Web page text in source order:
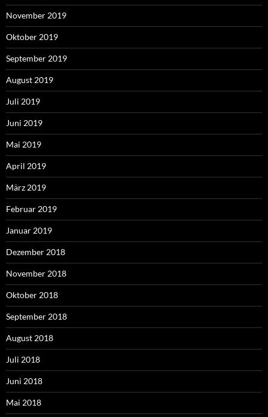
November 2019
Oktober 2019
September 2019
August 2019
Juli 2019
Juni 2019
Mai 2019
April 2019
März 2019
Februar 2019
Januar 2019
Dezember 2018
November 2018
Oktober 2018
September 2018
August 2018
Juli 2018
Juni 2018
Mai 2018